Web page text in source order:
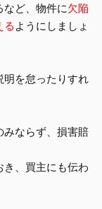
ど、物件に欠陥
る ようにしましょ
明を怠ったりすれ
ならず、 損害賠
、買主にも伝わ